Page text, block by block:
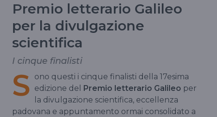
Premio letterario Galileo
per la divulgazione
scientifica
I cinque finalisti
S ono questi i cinque finalisti della 17esima
edizione del
Premio letterario Galileo per
la divulgazione scientifica, eccellenza
padovana e appuntamento ormai consolidato a